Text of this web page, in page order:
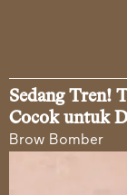
Sedang Tren!
Cocok untuk
Brow Bomber